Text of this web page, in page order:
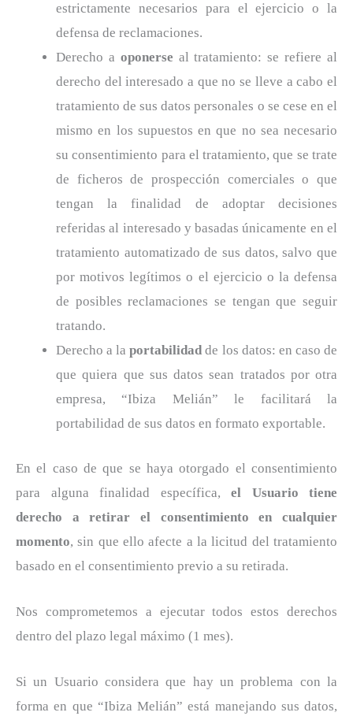
estrictamente necesarios para el ejercicio o la
defensa de reclamaciones.
Derecho a oponerse al tratamiento: se refiere al
derecho del interesado a que no se lleve a cabo el
tratamiento de sus datos personales o se cese en el
mismo en los supuestos en que no sea necesario
su consentimiento para el tratamiento, que se trate
de ficheros de prospección comerciales o que
tengan la finalidad de adoptar decisiones
referidas al interesado y basadas únicamente en el
tratamiento automatizado de sus datos, salvo que
por motivos legítimos o el ejercicio o la defensa
de posibles reclamaciones se tengan que seguir
tratando.
Derecho a laportabilidad de los datos: en caso de
que quiera que sus datos sean tratados por otra
empresa, “Ibiza Melián” le facilitará la
portabilidad de sus datos en formato exportable.
En el caso de que se haya otorgado el consentimiento
para alguna finalidad específica, el Usuario tiene
derecho a retirar el consentimiento en cualquier
momento, sin que ello afecte a la licitud del tratamiento
basado en el consentimiento previo a su retirada.
Nos comprometemos a ejecutar todos estos derechos
dentro del plazo legal máximo (1 mes).
Si un Usuario considera que hay un problema con la
forma en que “Ibiza Melián” está manejando sus datos,